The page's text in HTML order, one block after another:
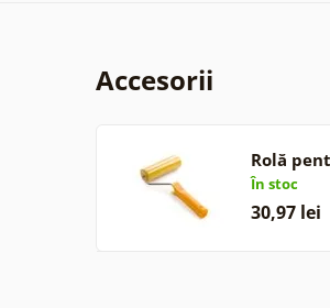
Accesorii
Rolă
În stoc
30,97 lei